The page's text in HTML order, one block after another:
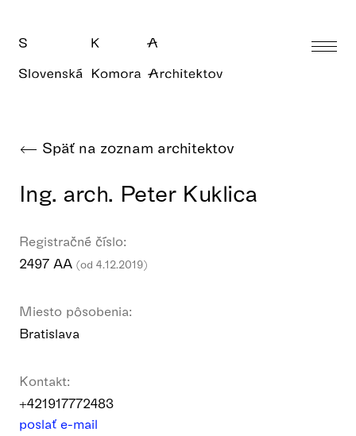
Späť na zoznam architektov
Ing. arch. Peter Kuklica
Registračné číslo:
2497 AA (od 4.12.2019)
Miesto pôsobenia:
Bratislava
Kontakt:
+421917772483
poslať e-mail